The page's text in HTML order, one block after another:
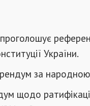
України.
за народною
щодо